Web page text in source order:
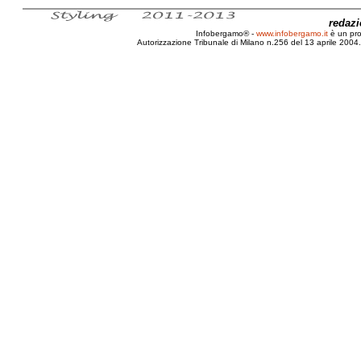
Infobergamo® - www.infobergamo.it è un
Autorizzazione Tribunale di Milano n.256 del 13 aprile